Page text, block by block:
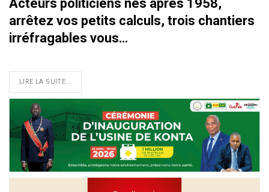
Acteurs politiciens nés après 1958,
arrêtez vos petits calculs, trois chantiers
irréfragables vous…
LIRE LA SUITE...